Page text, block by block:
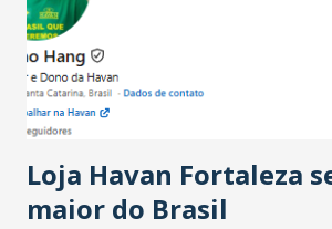
registraram equilíbrio financeiro. Já o
estabelecimentos no prejuízo ficou em
do observado no mês anterior. Outros
novembro. Em relação a outubro, o
cresceu. De acordo com a pesquisa, 44%
Loja Havan Fortaleza
maior do Brasil